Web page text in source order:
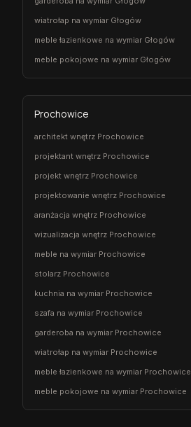
wiatrołap na wymiar Głogów
meble łazienkowe na wymiar Głogów
meble pokojowe na wymiar Głogów
Prochowice
architekt wnętrz Prochowice
projektant wnętrz Prochowice
projekt wnętrz Prochowice
projektowanie wnętrz Prochowice
aranżacja wnętrz Prochowice
wizualizacja wnętrz Prochowice
meble na wymiar Prochowice
stolarz Prochowice
kuchnia na wymiar Prochowice
szafa na wymiar Prochowice
garderoba na wymiar Prochowice
wiatrołap na wymiar Prochowice
meble łazienkowe na wymiar Prochowice
meble pokojowe na wymiar Prochowice